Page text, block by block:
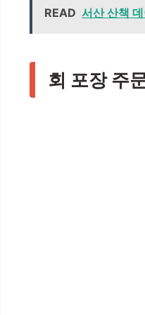
READ 서산 산책
회 포장 주